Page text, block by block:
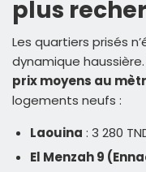
plus
Les quartiers prisés
dynamique
prix moyens au
logements neufs :
Laouina : 3 280
El Menzah 9